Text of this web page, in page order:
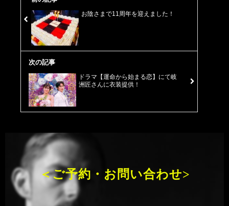
お陰さまで11周年を迎えました！
次の記事
ドラマ【運命から始まる恋】にて岐
洲匠さんに衣装提供！
＜ご予約・お問い合わせ>